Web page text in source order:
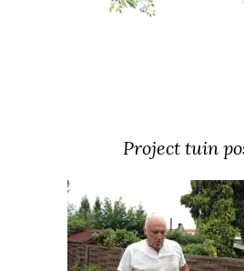
Project tuin